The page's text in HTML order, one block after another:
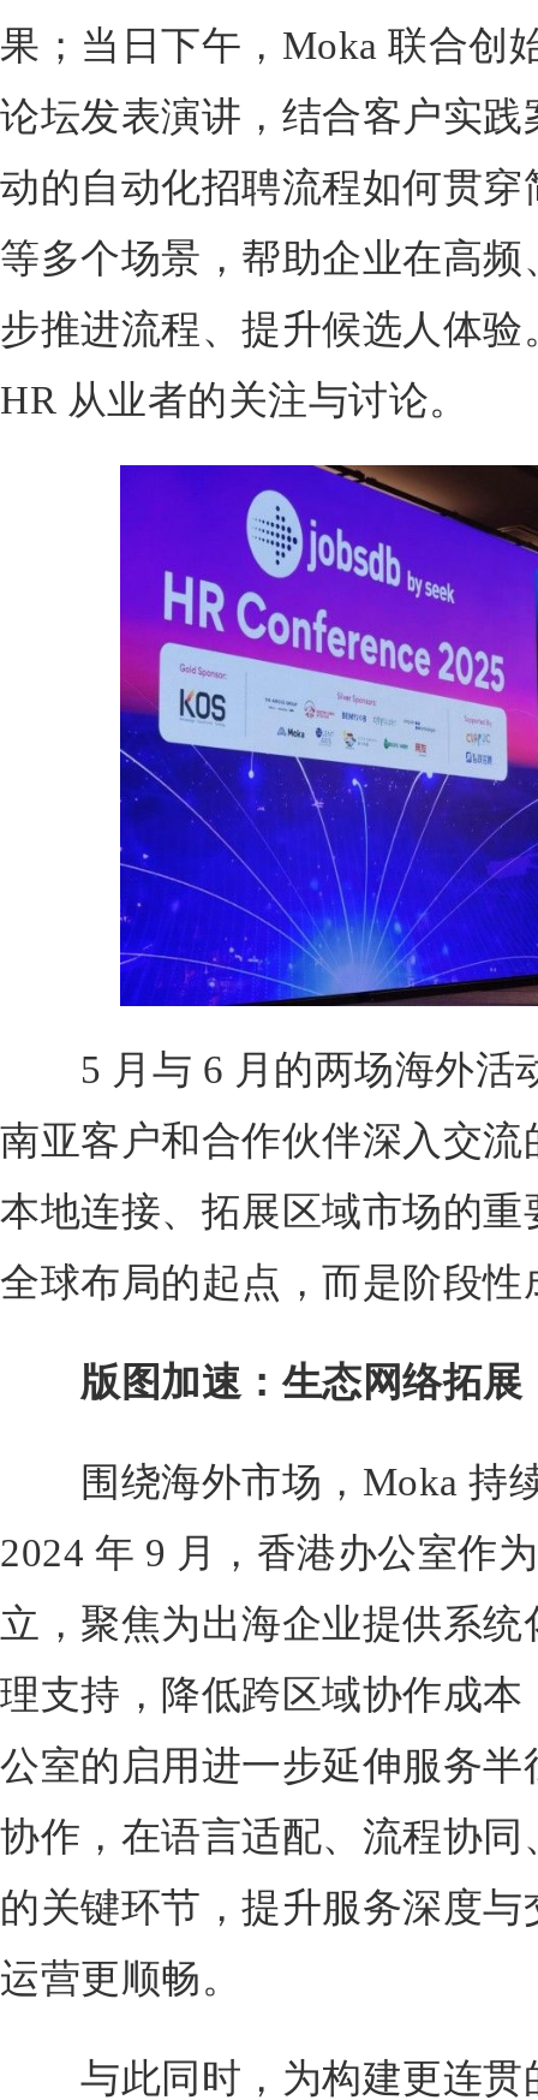
果；当日下午，Moka 联合创
论坛发表演讲，结合客户实
动的自动化招聘流程如何贯
等多个场景，帮助企业在高
步推进流程、提升候选人体
HR 从业者的关注与讨论。
5 月与 6 月的两场海外活
南亚客户和合作伙伴深入交
本地连接、拓展区域市场的
全球布局的起点，而是阶段
版图加速：生态网络拓展
围绕海外市场，Moka 持
2024 年 9 月，香港办公室作
立，聚焦为出海企业提供系
理支持，降低跨区域协作成
公室的启用进一步延伸服务
协作，在语言适配、流程协
的关键环节，提升服务深度
运营更顺畅。
与此同时，为构建更连贯